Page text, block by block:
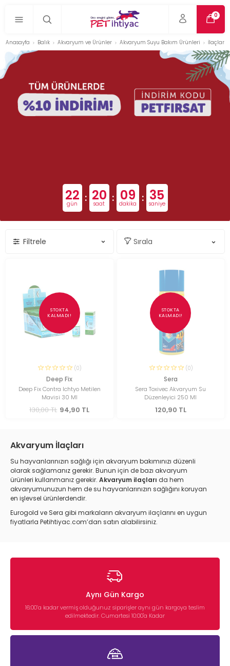
0
Anasayfa Balık Akvaryum ve Ürünler Akvaryum Suyu Bakım Ürünleri İlaçlar
22
gün : 20
saat : 09
dakika : 35
saniye
Filtrele
STOKTA
KALMADI!
(0)
Deep Fix
Deep Fix Contra Ichtyo Metilen
Mavisi 30 Ml
130,00 TL 94,90 TL
STOKTA
KALMADI!
(0)
Sera
Sera Toxivec Akvaryum Su
Düzenleyici 250 Ml
120,90 TL
Akvaryum İlaçları
Su hayvanlarınızın sağlığı için akvaryum bakımınızı düzenli
olarak sağlamanız gerekir. Bunun için de bazı akvaryum
ürünleri kullanmanız gerekir. Akvaryum ilaçları da hem
akvaryumunuzun hem de su hayvanlarınızın sağlığını koruyan
en işlevsel ürünlerdendir.
Eurogold ve Sera gibi markaların akvaryum ilaçlarını en uygun
fiyatlarla Petihtiyac.com’dan satın alabilirsiniz.
Aynı Gün Kargo
16:00’a kadar vermiş olduğunuz siparişler aynı gün kargoya teslim
edilmektedir. Cumartesi 10:00'a Kadar